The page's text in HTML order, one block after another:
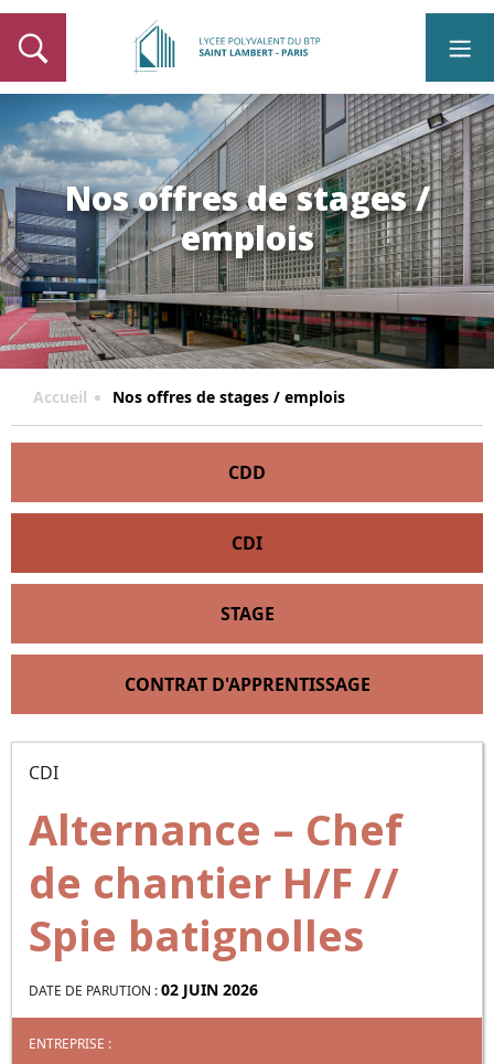
Nos offres de stages /
emplois
Accueil Nos offres de stages / emplois
CDD
CDI
STAGE
CONTRAT D'APPRENTISSAGE
CDI
Alternance – Chef
de chantier H/F //
Spie batignolles
DATE DE PARUTION :02 JUIN 2026
ENTREPRISE :